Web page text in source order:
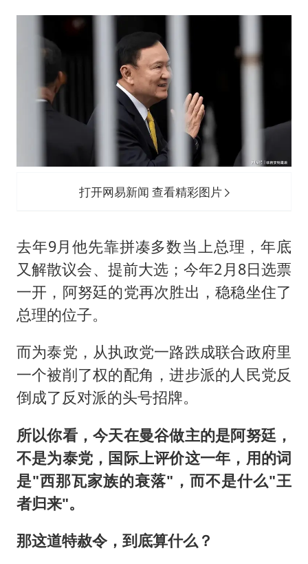
打开网易新闻 查看精彩图片
去年9月他先靠拼凑多数当上总理，年底
又解散议会、提前大选；今年2月8日选票
一开，阿努廷的党再次胜出，稳稳坐住了
总理的位子。
而为泰党，从执政党一路跌成联合政府里
一个被削了权的配角，进步派的人民党反
倒成了反对派的头号招牌。
所以你看，今天在曼谷做主的是阿努廷，
不是为泰党，国际上评价这一年，用的词
是"西那瓦家族的衰落"，而不是什么"王
者归来"。
那这道特赦令，到底算什么？